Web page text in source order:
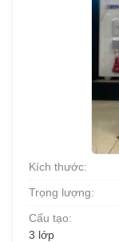
Kích thước:
Trọng lượng:
Cấu tạo:
3 lớp